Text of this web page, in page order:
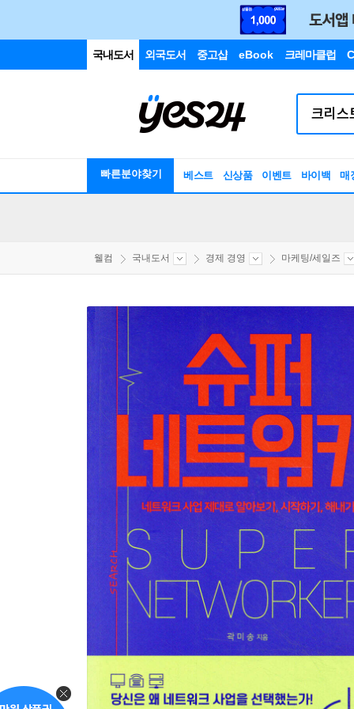
국내도서 외국도서 중고샵 eBook 크레마클럽
빠른분야찾기 베스트 신상품 이벤트 바이백 매
웰컴 국내도서 경제 경영 마케팅/세일즈